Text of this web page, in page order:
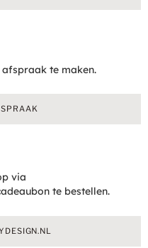
te maken.
via
te bestellen.